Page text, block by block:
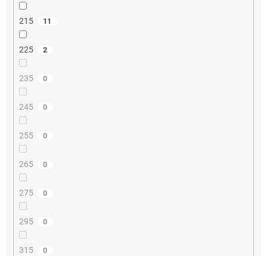
215 11
225 2
235 0
245 0
255 0
265 0
275 0
295 0
315 0